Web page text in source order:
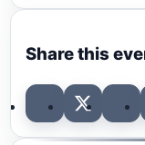
Share this